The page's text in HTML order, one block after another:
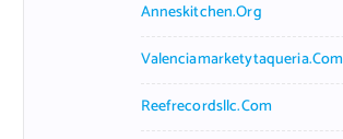
Anneskitchen.org
Valenciamarketytaqueria.com
Reefrecordsllc.com